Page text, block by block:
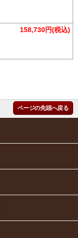
158,730円(税込)
ページの先頭へ戻る